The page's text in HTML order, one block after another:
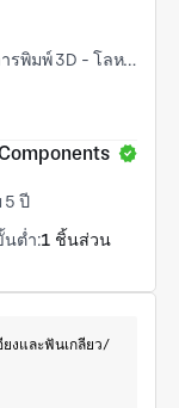
พิมพ์ 3D - โลหะ)
5 ปี
นต่ำ:1 ชิ้นส่วน